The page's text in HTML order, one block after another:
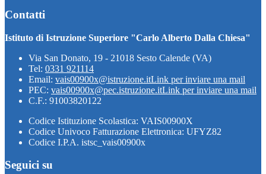
Contatti
Istituto di Istruzione Superiore "Carlo Alberto Dalla Chiesa"
Via San Donato, 19 - 21018 Sesto Calende (VA)
Tel: 0331 921114
Email: vais00900x@istruzione.itLink per inviare una mail
PEC: vais00900x@pec.istruzione.itLink per inviare una mail
C.F.: 91003820122
Codice Istituzione Scolastica: VAIS00900X
Codice Univoco Fatturazione Elettronica: UFYZ82
Codice I.P.A. istsc_vais00900x
Seguici su